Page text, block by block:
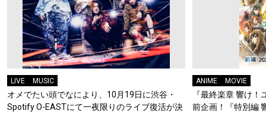
LIVE MUSIC
オメでたい頭でなにより、10月19日に渋谷・
Spotify O-EASTにて一夜限りのライブ復活が決
ANIME MOVIE
『最終楽章 響け
前企画！『特別編